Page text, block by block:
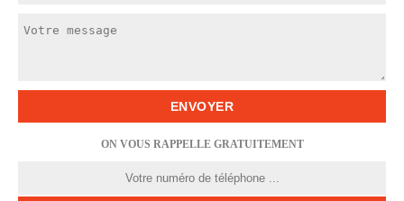
ON VOUS RAPPELLE GRATUITEMENT